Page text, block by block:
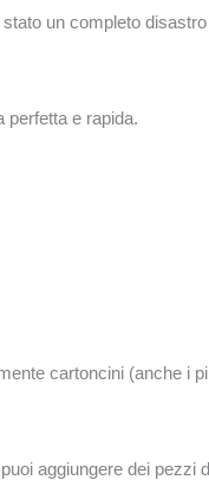
un completo disastro
perfetta e rapida.
cartoncini (anche i
aggiungere dei pezzi